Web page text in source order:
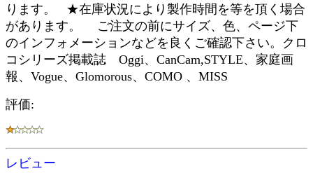
ります。 ★在庫状況により製作時間を等を頂く場合
があります。 ご注文の前にサイズ、色、ページ下
のインフォメーションなどを良くご確認下さい。クロ
コシリーズ掲載誌 Oggi、CanCam,STYLE、家庭画
報、Vogue、Glomorous、COMO 、MISS
評価:
レビュー